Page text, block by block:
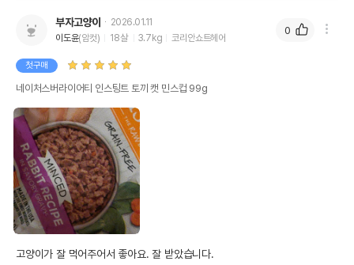
부자고양이
2026.01.11
이도윤(암컷) 18살 3.7kg 코리안쇼트헤어
첫구매
네이처스버라이어티 인스팅트 토끼 캣 민스컵 99g
고양이가 잘 먹어주어서 좋아요. 잘 받았습니다.
0